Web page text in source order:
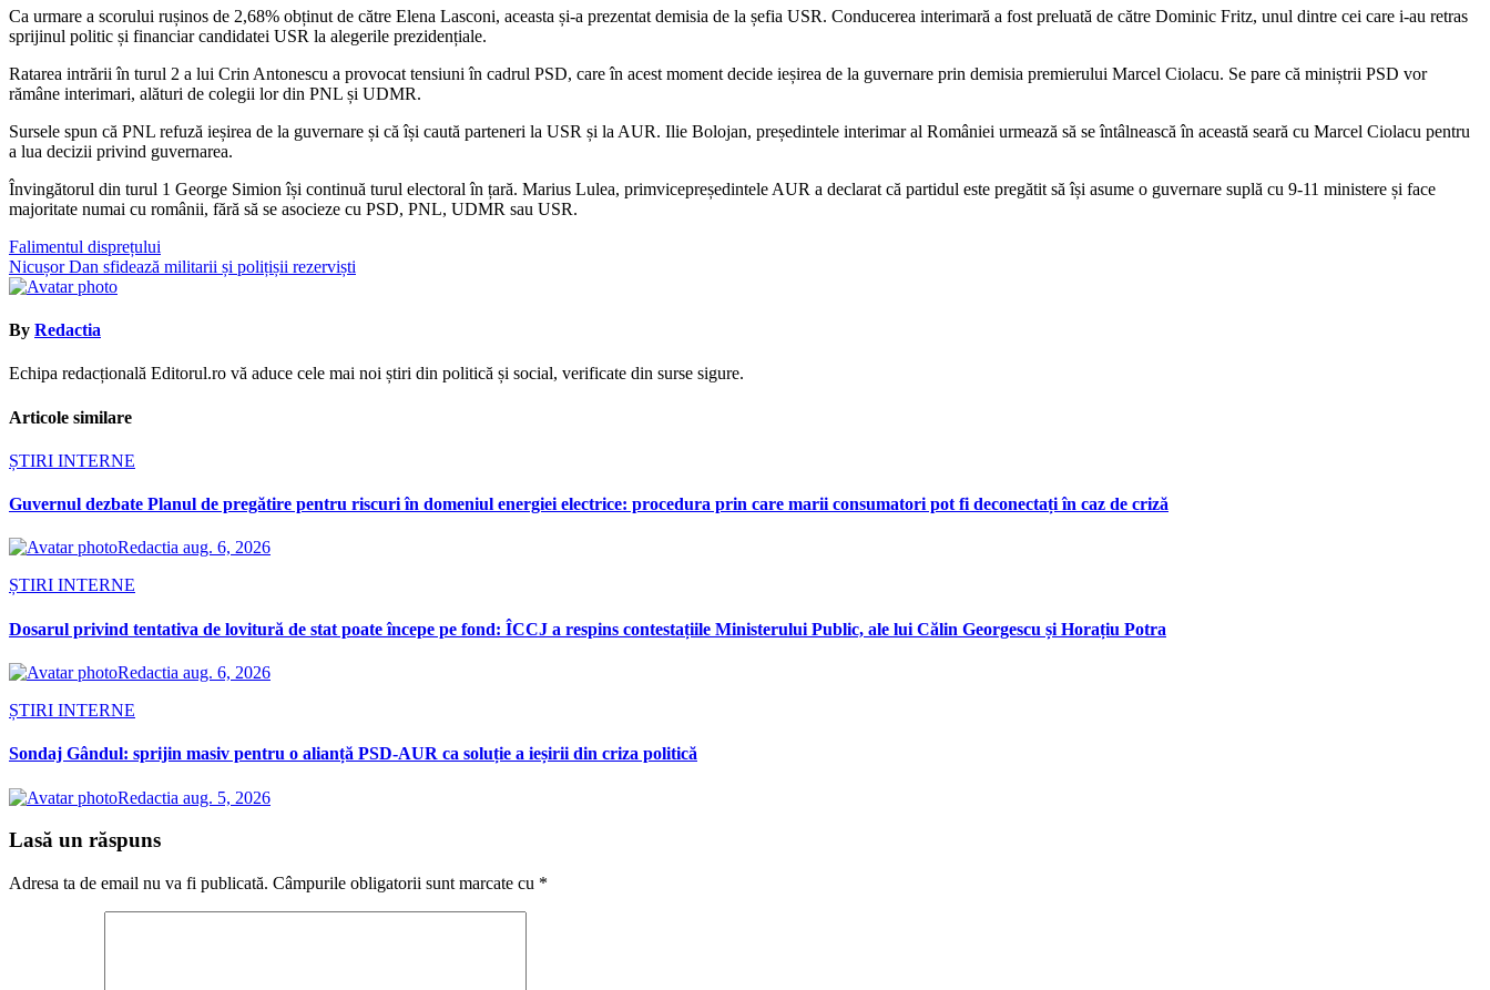
Ca urmare a scorului rușinos de 2,68% obținut de către Elena Lasconi, aceasta și-a prezentat demisia de la șefia USR. Conducerea interimară a fost preluată de către Dominic Fritz, unul dintre cei care i-au retras
sprijinul politic și financiar candidatei USR la alegerile prezidențiale.
Ratarea intrării în turul 2 a lui Crin Antonescu a provocat tensiuni în cadrul PSD, care în acest moment decide ieșirea de la guvernare prin demisia premierului Marcel Ciolacu. Se pare că miniștrii PSD vor
rămâne interimari, alături de colegii lor din PNL și UDMR.
Sursele spun că PNL refuză ieșirea de la guvernare și că își caută parteneri la USR și la AUR. Ilie Bolojan, președintele interimar al României urmează să se întâlnească în această seară cu Marcel Ciolacu pentru
a lua decizii privind guvernarea.
Învingătorul din turul 1 George Simion își continuă turul electoral în țară. Marius Lulea, primvicepreședintele AUR a declarat că partidul este pregătit să își asume o guvernare suplă cu 9-11 ministere și face
majoritate numai cu românii, fără să se asocieze cu PSD, PNL, UDMR sau USR.
Navigare
în
Falimentul disprețului
Nicușor Dan sfidează militarii și polițișii rezerviști
By Redactia
Echipa redacțională Editorul.ro vă aduce cele mai noi știri din politică și social, verificate din surse sigure.
Articole similare
ȘTIRI INTERNE
Guvernul dezbate Planul de pregătire pentru riscuri în domeniul energiei electrice: procedura prin care marii consumatori pot fi deconectați în caz de criză
Redactia aug. 6, 2026
ȘTIRI INTERNE
Dosarul privind tentativa de lovitură de stat poate începe pe fond: ÎCCJ a respins contestațiile Ministerului Public, ale lui Călin Georgescu și Horațiu Potra
Redactia aug. 6, 2026
ȘTIRI INTERNE
Sondaj Gândul: sprijin masiv pentru o alianță PSD-AUR ca soluție a ieșirii din criza politică
Redactia aug. 5, 2026
Lasă un răspuns
Adresa ta de email nu va fi publicată. Câmpurile obligatorii sunt marcate cu *